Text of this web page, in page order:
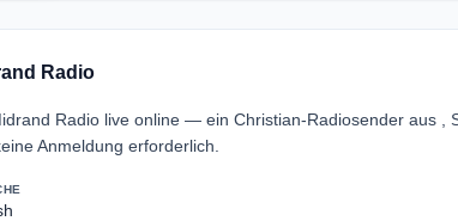
Radio
Radio live online — ein Christian-Radiosender aus ,
Anmeldung erforderlich.